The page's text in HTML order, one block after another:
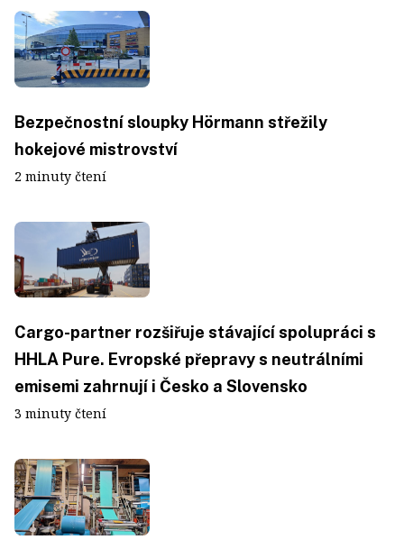
Bezpečnostní sloupky Hörmann střežily
hokejové mistrovství
2 minuty čtení
Cargo-partner rozšiřuje stávající spolupráci s
HHLA Pure. Evropské přepravy s neutrálními
emisemi zahrnují i Česko a Slovensko
3 minuty čtení